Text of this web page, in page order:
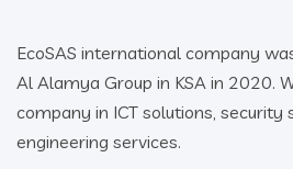
EcoSAS international company
Al Alamya Group in KSA in 2020.
company in ICT solutions, security
engineering services.